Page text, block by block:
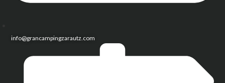
info@grancampingzarautz.com